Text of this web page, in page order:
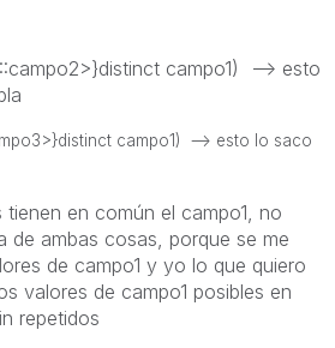
campo1) --> esto
campo1) --> esto lo saco
tienen en común el campo1, no
de ambas cosas, porque se me
de campo1 y yo lo que quiero
valores de campo1 posibles en
repetidos